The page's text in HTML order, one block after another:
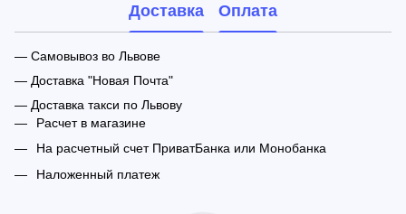
Доставка Оплата
— Самовывоз во Львове
— Доставка "Новая Почта"
— Доставка такси по Львову
Расчет в магазине
На расчетный счет ПриватБанка или Монобанка
Наложенный платеж